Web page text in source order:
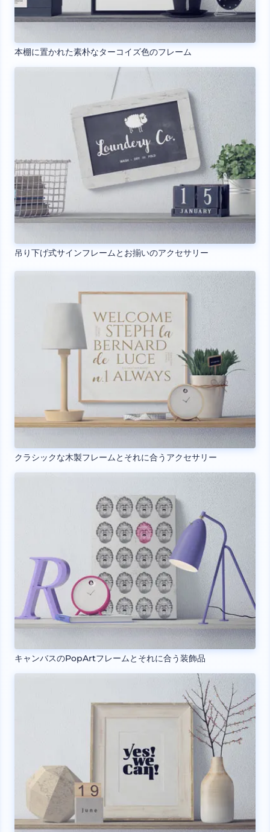
本棚に置かれた素朴なターコイズ色のフレーム
吊り下げ式サインフレームとお揃いのアクセサリー
クラシックな木製フレームとそれに合うアクセサリー
キャンバスのPopArtフレームとそれに合う装飾品